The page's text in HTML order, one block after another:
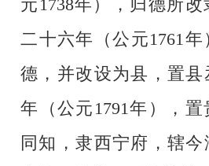
元1738年），归德所
二十六年（公元1761
德，并改设为县，置
年（公元1791年），
同知，隶西宁府，辖